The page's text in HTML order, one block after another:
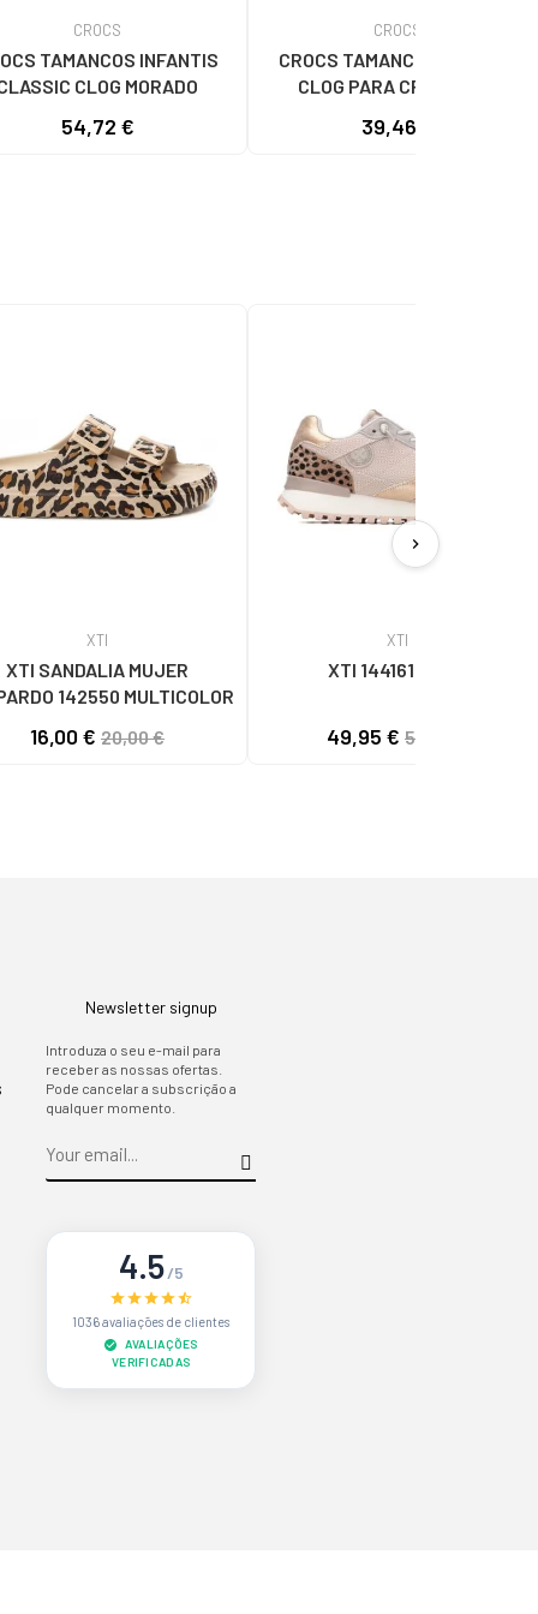
CROCS
TAMANCOS INFANTIS
CLOG MORADO
54,72 €
CROCS
CROCS TAMANCOS CLASSIC
CLOG PARA CRIANÇAS -
39,46 €
XTI
XTI SANDALIA MUJER
142550 MULTICOLOR
16,00 € 20,00 €
XTI
XTI 144161 BEIGE
49,95 € 59,95 €
chevron_right
Newsletter signup
Introduza o seu e-mail para
receber as nossas ofertas.
Pode cancelar a subscrição a
qualquer momento.
4.5/5
1036 avaliações de clientes
AVALIAÇÕES
VERIFICADAS